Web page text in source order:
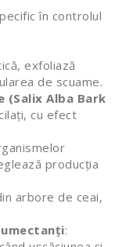
în controlul
exfoliază
de scuame.
(Salix Alba Bark
cu efect
producția
arbore de ceai,
: